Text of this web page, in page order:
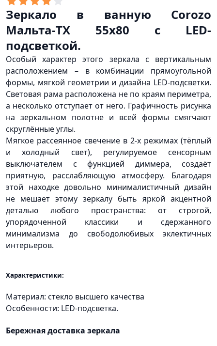
Зеркало в ванную Corozo
Мальта-TX 55х80 с LED-
подсветкой.
Особый характер этого зеркала с вертикальным
расположением – в комбинации прямоугольной
формы, мягкой геометрии и дизайна LED-подсветки.
Световая рама расположена не по краям периметра,
а несколько отступает от него. Графичность рисунка
на зеркальном полотне и всей формы смягчают
скруглённые углы.
Мягкое рассеянное свечение в 2-х режимах (тёплый
и холодный свет), регулируемое сенсорным
выключателем с функцией диммера, создаёт
приятную, расслабляющую атмосферу. Благодаря
этой находке довольно минималистичный дизайн
не мешает этому зеркалу быть яркой акцентной
деталью любого пространства: от строгой,
упорядоченной классики и сдержанного
минимализма до свободолюбивых эклектичных
интерьеров.
Характеристики:
Материал: стекло высшего качества
Особенности: LED-подсветка.
Бережная доставка зеркала